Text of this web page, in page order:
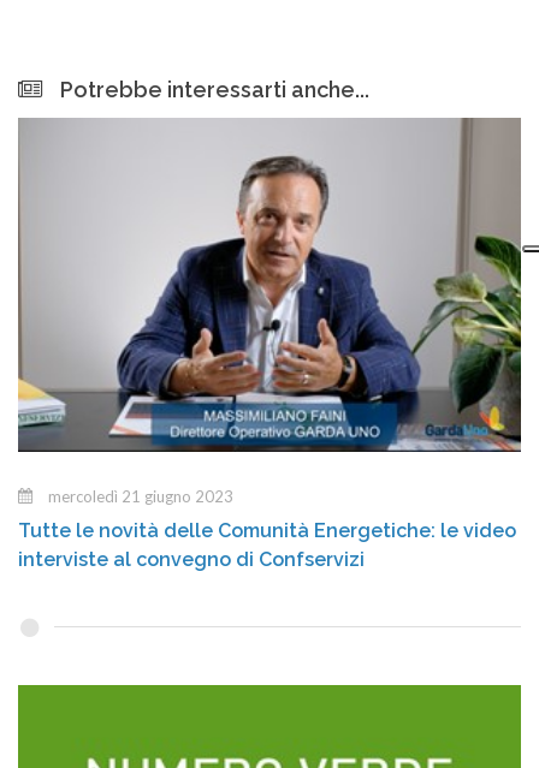
Potrebbe interessarti anche...
mercoledì 21 giugno 2023
Tutte le novità delle Comunità Energetiche: le video
interviste al convegno di Confservizi